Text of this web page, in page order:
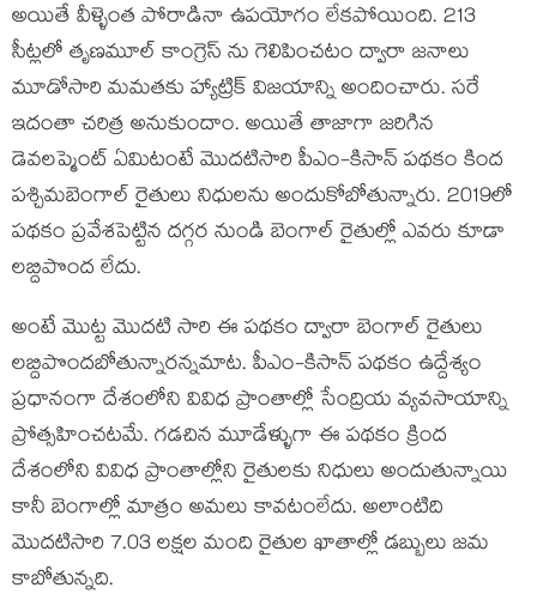
అయితే వీళ్ళెంత పోరాడినా ఉపయోగం లేకపోయింది. 213
సీట్లలో తృణమూల్ కాంగ్రెస్ ను గెలిపించటం ద్వారా జనాలు
మూడోసారి మమతకు హ్యాట్రిక్ విజయాన్ని అందించారు. సరే
ఇదంతా చరిత్ర అనుకుందాం. అయితే తాజాగా జరిగిన
డెవలప్మెంట్ ఏమిటంటే మొదటిసారి పీఎం-కిసాన్ పథకం కింద
పశ్చిమబెంగాల్ రైతులు నిధులను అందుకోబోతున్నారు. 2019లో
పథకం ప్రవేశపెట్టిన దగ్గర నుండి బెంగాల్ రైతుల్లో ఎవరు కూడా
లబ్దిపొంద లేదు.
అంటే మొట్ట మొదటి సారి ఈ పథకం ద్వారా బెంగాల్ రైతులు
లబ్దిపొందబోతున్నారన్నమాట. పీఎం-కిసాన్ పథకం ఉద్దేశ్యం
ప్రధానంగా దేశంలోని వివిధ ప్రాంతాల్లో సేంద్రియ వ్యవసాయాన్ని
ప్రోత్సహించటమే. గడచిన మూడేళ్ళుగా ఈ పథకం క్రింద
దేశంలోని వివిధ ప్రాంతాల్లోని రైతులకు నిధులు అందుతున్నాయి
కానీ బెంగాల్లో మాత్రం అమలు కావటంలేదు. అలాంటిది
మొదటిసారి 7.03 లక్షల మంది రైతుల ఖాతాల్లో డబ్బులు జమ
కాబోతున్నది.